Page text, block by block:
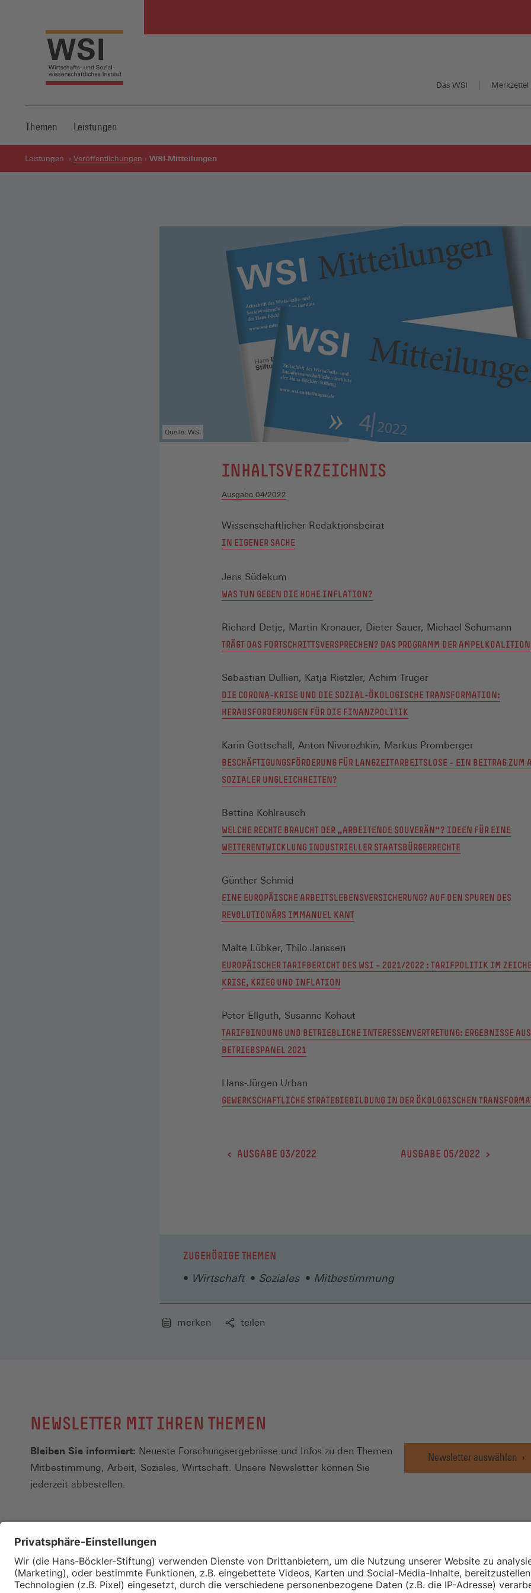
Das WSI Merkzettel
Themen Leistungen
Leistungen Veröffentlichungen WSI-Mitteilungen
Quelle: WSI
:
INHALTSVERZEICHNIS
Ausgabe 04/2022
Wissenschaftlicher Redaktionsbeirat
IN EIGENER SACHE
Jens Südekum
WAS TUN GEGEN DIE HOHE INFLATION?
Richard Detje, Martin Kronauer, Dieter Sauer, Michael Schumann
TRÄGT DAS FORTSCHRITTSVERSPRECHEN? DAS PROGRAMM DER AMPELKOALITION
Sebastian Dullien, Katja Rietzler, Achim Truger
DIE CORONA-KRISE UND DIE SOZIAL-ÖKOLOGISCHE TRANSFORMATION:
HERAUSFORDERUNGEN FÜR DIE FINANZPOLITIK
Karin Gottschall, Anton Nivorozhkin, Markus Promberger
BESCHÄFTIGUNGSFÖRDERUNG FÜR LANGZEITARBEITSLOSE – EIN BEITRAG ZUM
SOZIALER UNGLEICHHEITEN?
Bettina Kohlrausch
WELCHE RECHTE BRAUCHT DER „ARBEITENDE SOUVERÄN“? IDEEN FÜR EINE
WEITERENTWICKLUNG INDUSTRIELLER STAATSBÜRGERRECHTE
Günther Schmid
EINE EUROPÄISCHE ARBEITSLEBENSVERSICHERUNG? AUF DEN SPUREN DES
REVOLUTIONÄRS IMMANUEL KANT
Malte Lübker, Thilo Janssen
EUROPÄISCHER TARIFBERICHT DES WSI – 2021/2022 : TARIFPOLITIK IM
KRISE, KRIEG UND INFLATION
Peter Ellguth, Susanne Kohaut
TARIFBINDUNG UND BETRIEBLICHE INTERESSENVERTRETUNG: ERGEBNISSE
BETRIEBSPANEL 2021
Hans-Jürgen Urban
GEWERKSCHAFTLICHE STRATEGIEBILDUNG IN DER ÖKOLOGISCHEN
< AUSGABE 03/2022 AUSGABE 05/2022 >
ZUGEHÖRIGE THEMEN
Wirtschaft Soziales Mitbestimmung
merken teilen
NEWSLETTER MIT IHREN THEMEN
Bleiben Sie informiert: Neueste Forschungsergebnisse und Infos zu den Themen
Mitbestimmung, Arbeit, Soziales, Wirtschaft. Unsere Newsletter können Sie
jederzeit abbestellen.
Newsletter auswählen
Kontakt
Wirtschafts- und